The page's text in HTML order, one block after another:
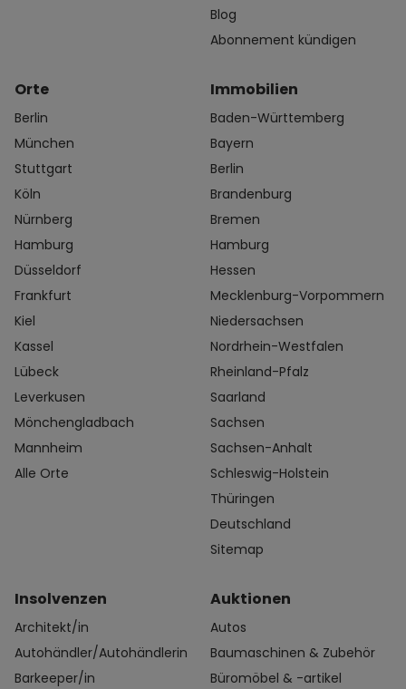
Blog
Abonnement kündigen
Orte
Berlin
München
Stuttgart
Köln
Nürnberg
Hamburg
Düsseldorf
Frankfurt
Kiel
Kassel
Lübeck
Leverkusen
Mönchengladbach
Mannheim
Alle Orte
Immobilien
Baden-Württemberg
Bayern
Berlin
Brandenburg
Bremen
Hamburg
Hessen
Mecklenburg-Vorpommern
Niedersachsen
Nordrhein-Westfalen
Rheinland-Pfalz
Saarland
Sachsen
Sachsen-Anhalt
Schleswig-Holstein
Thüringen
Deutschland
Sitemap
Insolvenzen
Architekt/in
Autohändler/Autohändlerin
Barkeeper/in
Auktionen
Autos
Baumaschinen & Zubehör
Büromöbel & -artikel